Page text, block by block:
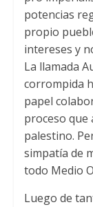
potencias
propio
intereses y
La llamada
corrompida
papel
proceso que
palestino.
simpatía de
todo Medio
Luego de